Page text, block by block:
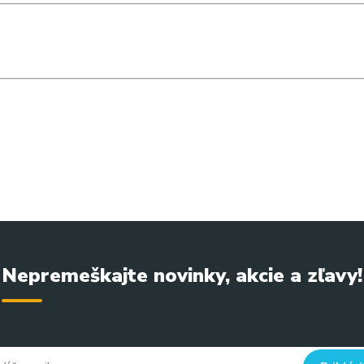
Nepremeškajte novinky, akcie a zľavy!